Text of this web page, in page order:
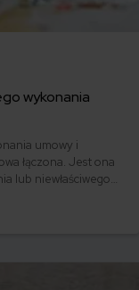
wykonania
umowy i
łączona. Jest ona
lub niewłaściwego
zabezpieczenia